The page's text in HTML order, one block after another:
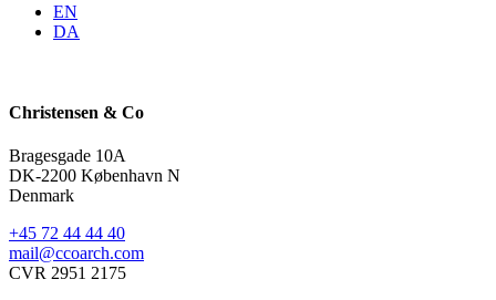
EN
DA
Christensen & Co
Bragesgade 10A
DK-2200 København N
Denmark
+45 72 44 44 40
mail@ccoarch.com
CVR 2951 2175